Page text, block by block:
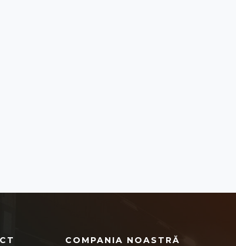
COMPANIA NOASTRĂ